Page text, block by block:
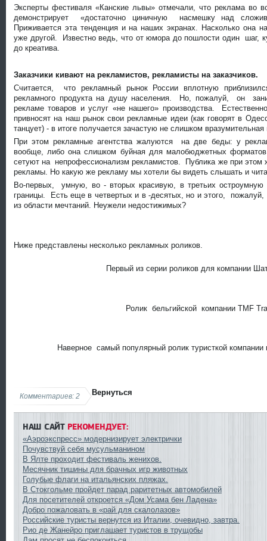
Эксперты фестиваля «Канские львы» отмечали, что реклама во
демонстрирует «достаточно циничную насмешку над
Приживается эта тенденция и на наших экранах. Насколько она
уже другой. Известно ведь, что от юмора до пошлости один шаг,
до креатива.
Заказчики кивают на рекламистов, рекламисты на заказчиков.
Считается, что рекламный рынок России вплотную
рекламного продукта на душу населения. Но, пожалуй, он
рекламе товаров и услуг «не нашего» производства.
привносят на наш рынок свои рекламные идеи (как говорят в
танцует) - в итоге получается зачастую не слишком вразумительная
При этом рекламные агентства жалуются на две беды: у
вообще, либо она слишком буйная для малобюджетных
сетуют на непрофессионализм рекламистов. Публика же при этом
рекламы. Но какую же рекламу мы хотели бы видеть слышать и
Во-первых, умную, во - вторых красивую, в третьих
границы. Есть еще в четвертых и в -десятых, но и этого, пожалуй,
из области мечтаний. Неужели недостижимых?
Ниже представлены несколько рекламных роликов.
Первый из серии роликов для компании
Ролик бельгийской компании TMF
Наверное самый популярный ролик туристкой компании
Вернуться
Комментариев: 2
НАШ САЙТРЕКОМЕНДУЕТ:
«Аэроэкспресс» модернизирует электрички
Почувствуй себя мусульманином
В Ялте проходит фестиваль женихов.
Месячник тишины для брачных игр животных
Голубые флаги на итальянских пляжах.
В Стокгольме пройдет парад раритетных автомобилей
Для посетителей откроется «Дом Усама бен Ладена»
Добро пожаловать в «рай для скалолазов»
Российские туристы вернутся из Италии, очевидно, завтра.
Рио де Жанейро приглашает туристов в трущобы